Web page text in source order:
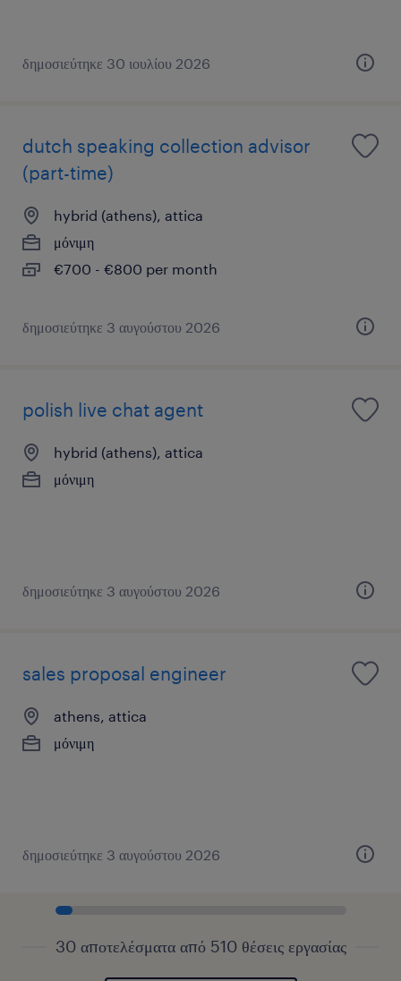
δημοσιεύτηκε 30 ιουλίου 2026
dutch speaking collection advisor
(part-time)
hybrid (athens), attica
μόνιμη
€700 - €800 per month
δημοσιεύτηκε 3 αυγούστου 2026
polish live chat agent
hybrid (athens), attica
μόνιμη
δημοσιεύτηκε 3 αυγούστου 2026
sales proposal engineer
athens, attica
μόνιμη
δημοσιεύτηκε 3 αυγούστου 2026
30 αποτελέσματα από 510 θέσεις εργασίας